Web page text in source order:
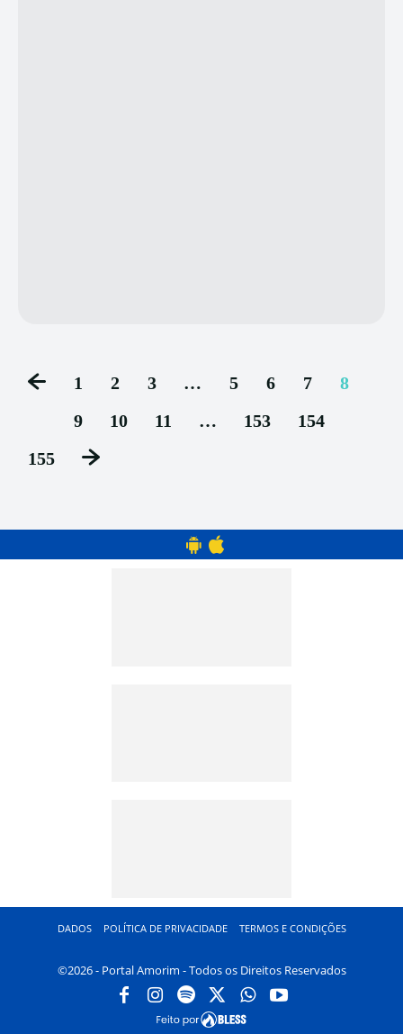
1 2 3 … 5 6 7
8
9
10 11 … 153
154
155
DADOS POLÍTICA DE PRIVACIDADE TERMOS E CONDIÇÕES
©2026 - Portal Amorim - Todos os Direitos Reservados